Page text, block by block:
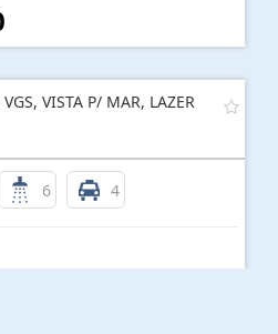
VISTA P/ MAR, LAZER
6 4